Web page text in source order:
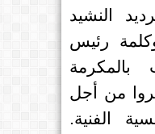
النشيد
رئيس
من أجل
الفنية.